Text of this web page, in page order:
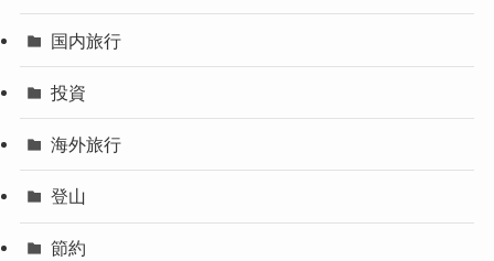
国内旅行
投資
海外旅行
登山
節約